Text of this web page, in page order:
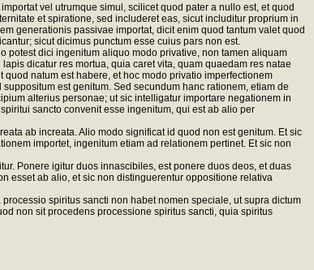
vel utrumque simul, scilicet quod pater a nullo est, et quod
et spiratione, sed includeret eas, sicut includitur proprium in
generationis passivae importat, dicit enim quod tantum valet quod
sicut dicimus punctum esse cuius pars non est.
potest dici ingenitum aliquo modo privative, non tamen aliquam
dicatur res mortua, quia caret vita, quam quaedam res natae
natum est habere, et hoc modo privatio imperfectionem
est genitum. Sed secundum hanc rationem, etiam de
alterius personae; ut sic intelligatur importare negationem in
sancto convenit esse ingenitum, qui est ab alio per
ab increata. Alio modo significat id quod non est genitum. Et sic
importet, ingenitum etiam ad relationem pertinet. Et sic non
Ponere igitur duos innascibiles, est ponere duos deos, et duas
esset ab alio, et sic non distinguerentur oppositione relativa
spiritus sancti non habet nomen speciale, ut supra dictum
non sit procedens processione spiritus sancti, quia spiritus